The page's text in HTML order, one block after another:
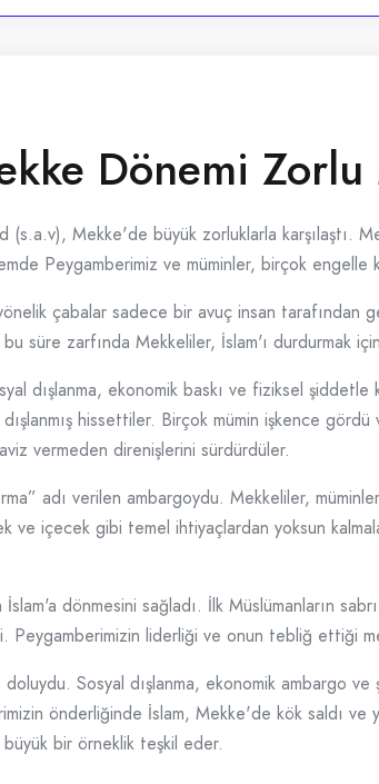
Dönemi
(s.a.v), Mekke'de büyük zorluklarla karşılaştı.
Peygamberimiz ve müminler, birçok engelle
çabalar sadece bir avuç insan
süre zarfında Mekkeliler, İslam'ı durdurmak
dışlanma, ekonomik baskı ve fiziksel şiddetle
hissettiler. Birçok mümin işkence gördü
vermeden direnişlerini sürdürdüler.
adı verilen ambargoydu. Mekkeliler,
ve içecek gibi temel ihtiyaçlardan yoksun
dönmesini sağladı. İlk Müslümanların
Peygamberimizin liderliği ve onun tebliğ ettiği
Sosyal dışlanma, ekonomik ambargo ve
önderliğinde İslam, Mekke'de kök saldı
bir örneklik teşkil eder.